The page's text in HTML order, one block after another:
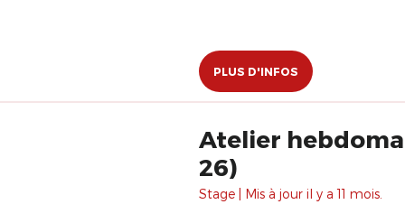
PLUS D'INFOS
Atelier
26)
Stage | Mis à jour il y a 11 mois.